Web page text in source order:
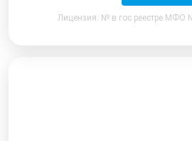
Лицензия: № в гос реестре МФО